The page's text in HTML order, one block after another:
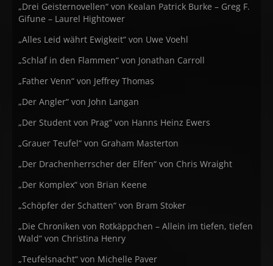
„Drei Geisternovellen“ von Kealan Patrick Burke – Greg F.
Gifune – Laurel Hightower
„Alles Leid währt Ewigkeit“ von Uwe Voehl
„Schlaf in den Flammen“ von Jonathan Carroll
„Father Venn“ von Jeffrey Thomas
„Der Angler“ von John Langan
„Der Student von Prag“ von Hanns Heinz Ewers
„Grauer Teufel“ von Graham Masterton
„Der Drachenherrscher der Elfen“ von Chris Wraight
„Der Komplex“ von Brian Keene
„Schöpfer der Schatten“ von Bram Stoker
„Die Chroniken von Rotkäppchen – Allein im tiefen, tiefen
Wald“ von Christina Henry
„Teufelsnacht“ von Michelle Paver